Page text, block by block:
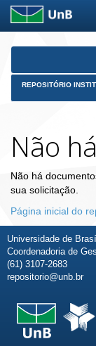
Skip
REPOSITÓRIO
Não
Não há
sua solicitação.
Página inicial do
Universidade de
Coordenadoria de
(61) 3107-2683
repositorio@unb.br